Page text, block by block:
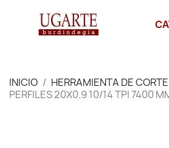
INICIO HERRAMIENTA DE
PERFILES 20X0.9 10/14 TPI 7400